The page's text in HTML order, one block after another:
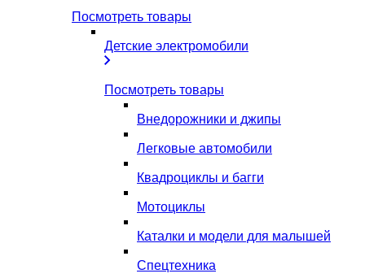
Посмотреть товары
Детские электромобили
Посмотреть товары
Внедорожники и джипы
Легковые автомобили
Квадроциклы и багги
Мотоциклы
Каталки и модели для малышей
Спецтехника